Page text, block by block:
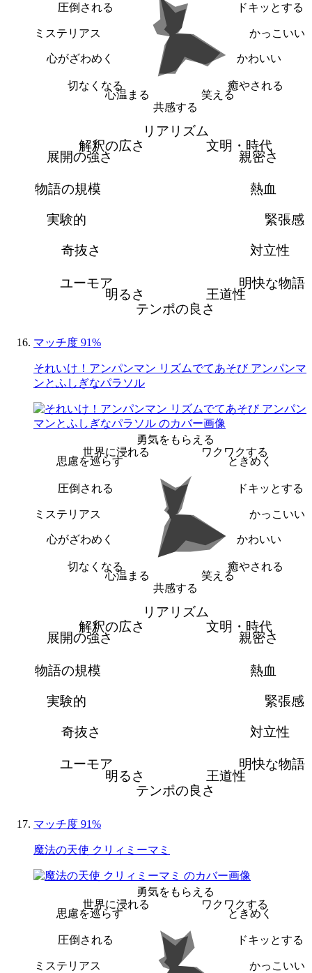
ドキッとする
かっこいい
かわいい
癒やされる
笑える
共感する
心温まる
切なくなる
心がざわめく
ミステリアス
圧倒される
リアリズム
文明・時代
親密さ
熱血
緊張感
対立性
明快な物語
王道性
テンポの良さ
明るさ
ユーモア
奇抜さ
実験的
物語の規模
展開の強さ
解釈の広さ
マッチ度 91%
それいけ！アンパンマン リズムでてあそび アンパンマ
ンとふしぎなパラソル
勇気をもらえる
ワクワクする
ときめく
ドキッとする
かっこいい
かわいい
癒やされる
笑える
共感する
心温まる
切なくなる
心がざわめく
ミステリアス
圧倒される
思慮を巡らす
世界に浸れる
リアリズム
文明・時代
親密さ
熱血
緊張感
対立性
明快な物語
王道性
テンポの良さ
明るさ
ユーモア
奇抜さ
実験的
物語の規模
展開の強さ
解釈の広さ
マッチ度 91%
魔法の天使 クリィミーマミ
勇気をもらえる
ワクワクする
ときめく
ドキッとする
かっこいい
ミステリアス
圧倒される
思慮を巡らす
世界に浸れる